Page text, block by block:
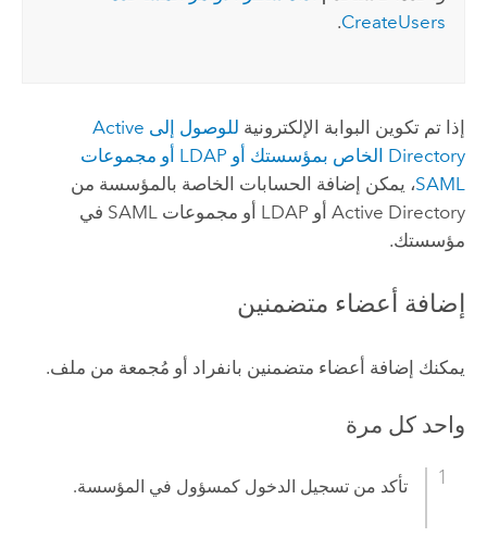
CreateUsers
.
إذا تم تكوين البوابة الإلكترونية للوصول إلى Active
Directory الخاص بمؤسستك أو LDAP أو مجموعات
SAML، يمكن إضافة الحسابات الخاصة بالمؤسسة من
Active Directoryأو LDAP أو مجموعات SAML في
مؤسستك.
إضافة أعضاء متضمنين
يمكنك إضافة أعضاء متضمنين بانفراد أو مُجمعة من ملف.
واحد كل مرة
تأكد من تسجيل الدخول كمسؤول في المؤسسة.